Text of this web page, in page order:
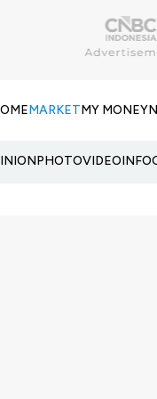
MARKETMY MONEY
PHOTOVIDEO